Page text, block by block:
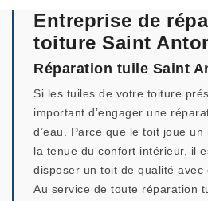
Entreprise de
toiture Saint
Réparation tuile Saint
Si les tuiles de votre toiture
important d’engager une
d’eau. Parce que le toit joue
la tenue du confort intérieur, il
disposer un toit de qualité avec
Au service de toute réparation